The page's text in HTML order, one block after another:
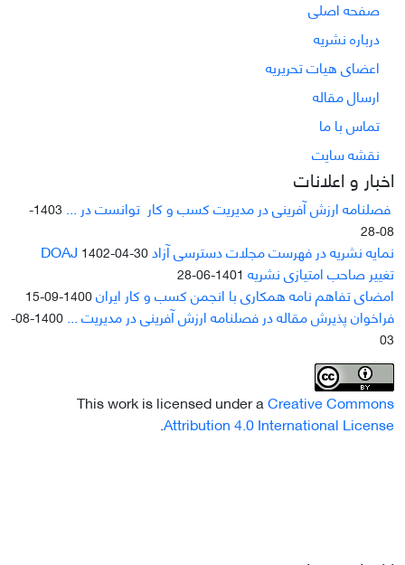
صفحه اصلی
درباره نشریه
اعضای هیات تحریریه
ارسال مقاله
تماس با ما
نقشه سایت
اخبار و اعلانات
فصلنامه ارزش آفرینی در مدیریت کسب و کار توانست در ...
1403-
08-28
نمایه نشریه در فهرست مجلات دسترسی آزاد DOAJ1402-04-30
تغییر صاحب امتیازی نشریه 1401-06-28
امضای تفاهم نامه همکاری با انجمن کسب و کار ایران1400-09-15
فراخوان پذیرش مقاله در فصلنامه ارزش آفرینی در مدیریت ...
1400-08-
03
This work is licensed under aCreative Commons
Attribution 4.0 International License
.